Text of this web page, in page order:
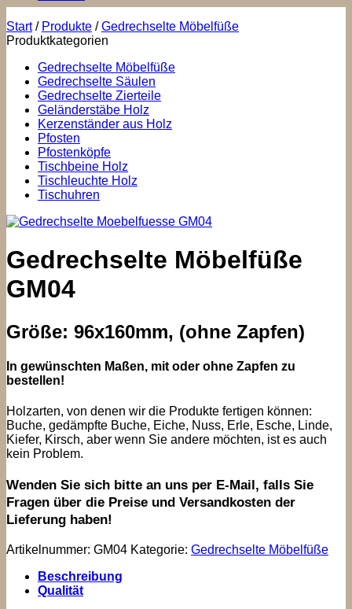
Start / Produkte / Gedrechselte Möbelfüße
Produktkategorien
Gedrechselte Möbelfüße
Gedrechselte Säulen
Gedrechselte Zierteile
Geländerstäbe Holz
Kerzenständer aus Holz
Pfosten
Pfostenköpfe
Tischbeine Holz
Tischleuchte Holz
Tischuhren
Gedrechselte Möbelfüße
GM04
Größe: 96x160mm, (ohne Zapfen)
In gewünschten Maßen, mit oder ohne Zapfen zu
bestellen!
Holzarten, von denen wir die Produkte fertigen können:
Buche, gedämpfte Buche, Eiche, Nuss, Erle, Esche, Linde,
Kiefer, Kirsch, aber wenn Sie andere möchten, ist es auch
kein Problem.
Wenden Sie sich bitte an uns per E-Mail, falls Sie
Fragen über die Preise und Versandkosten der
Lieferung haben!
Artikelnummer: GM04 Kategorie: Gedrechselte Möbelfüße
Beschreibung
Qualität